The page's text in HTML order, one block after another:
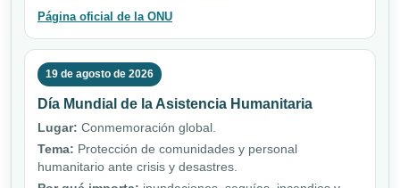
Página oficial de la ONU
19 de agosto de 2026
Día Mundial de la Asistencia Humanitaria
Lugar: Conmemoración global.
Tema: Protección de comunidades y personal
humanitario ante crisis y desastres.